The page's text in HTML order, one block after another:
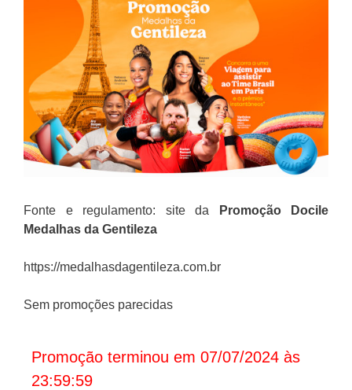
Fonte e regulamento: site da Promoção
Docile
Medalhas da Gentileza
https://medalhasdagentileza.com.br
Sem promoções parecidas
Promoção terminou em 07/07/2024 às
23:59:59